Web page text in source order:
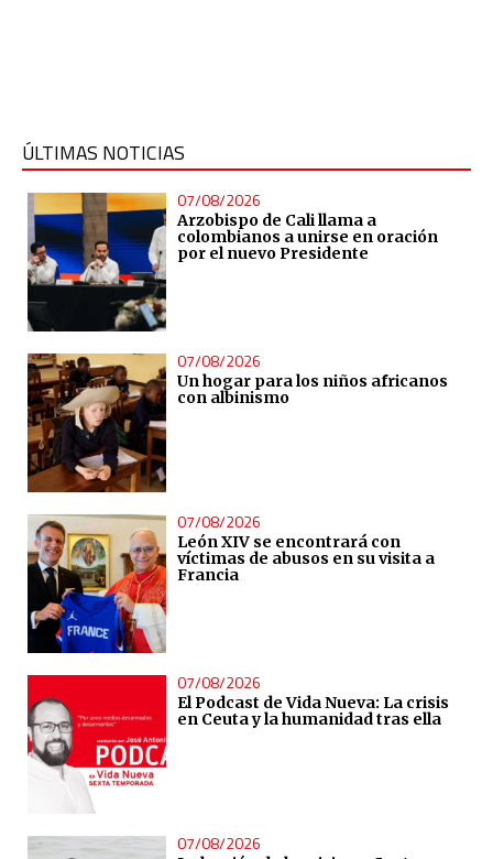
ÚLTIMAS NOTICIAS
07/08/2026
Arzobispo de Cali llama a
colombianos a unirse en oración
por el nuevo Presidente
07/08/2026
Un hogar para los niños africanos
con albinismo
07/08/2026
León XIV se encontrará con
víctimas de abusos en su visita a
Francia
07/08/2026
El Podcast de Vida Nueva: La crisis
en Ceuta y la humanidad tras ella
07/08/2026